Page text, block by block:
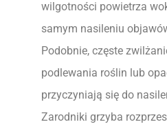
wilgotności powietrza
samym nasileniu
Podobnie, częste
podlewania roślin lub
przyczyniają się do
Zarodniki grzyba